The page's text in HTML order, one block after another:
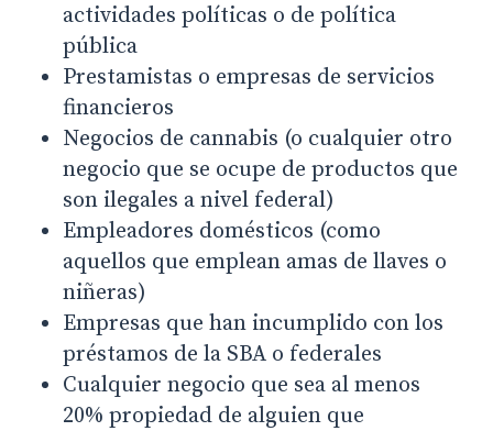
actividades políticas o de política
pública
Prestamistas o empresas de servicios
financieros
Negocios de cannabis (o cualquier otro
negocio que se ocupe de productos que
son ilegales a nivel federal)
Empleadores domésticos (como
aquellos que emplean amas de llaves o
niñeras)
Empresas que han incumplido con los
préstamos de la SBA o federales
Cualquier negocio que sea al menos
20% propiedad de alguien que